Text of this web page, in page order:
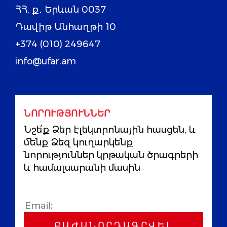
ՀՀ, ք․ Երևան 0037
Դավիթ Անհաղթի 10
+374 (010) 249647
info@ufar.am
ՆՈՐՈՒԹՅՈՒՆՆԵՐ
Նշե՛ք Ձեր էլեկտրոնային հասցեն, և
մենք Ձեզ կուղարկենք
նորություններ կրթական ծրագրերի
և համալսարանի մասին